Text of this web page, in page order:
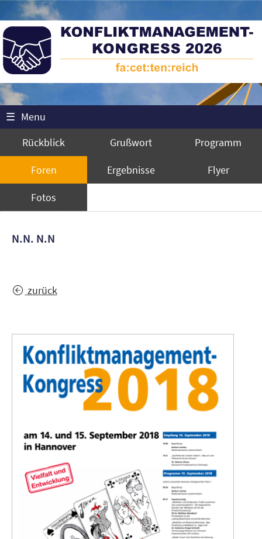
☰ Menu
Rückblick
Grußwort Programm
Foren Ergebnisse Flyer
Fotos
N.N. N.N
zurück